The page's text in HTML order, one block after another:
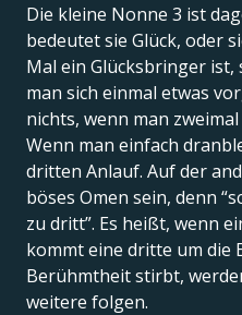
Die kleine Nonne 3 ist
bedeutet sie Glück, oder
Mal ein Glücksbringer ist,
man sich einmal etwas
nichts, wenn man
Wenn man einfach
dritten Anlauf. Auf der
böses Omen sein, denn
zu dritt”. Es heißt, wenn
kommt eine dritte um die
Berühmtheit stirbt,
weitere folgen.